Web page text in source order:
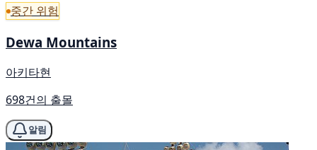
중간 위험
Dewa Mountains
아키타현
698건의 출몰
알림